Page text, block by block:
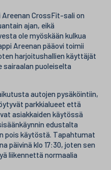
Areenan CrossFit-sali on
ajan, eikä
ole myöskään kulkua
Areenan pääovi toimii
harjoitushallien käyttäjät
sairaalan puoleiselta
autojen pysäköintiin,
parkkialueet että
asiakkaiden käytössä
edustalta
pois käytöstä. Tapahtumat
päivinä klo 17:30, joten sen
liikennettä normaalia